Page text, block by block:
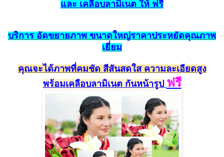
และ เคลือบลามิเนต ให้ ฟรี
บริการ อัดขยายภาพ ขนาดใหญ่ราคาประหยัดคุณภาพ
เยี่ยม
คุณจะได้ภาพที่คมชัด สีสันสดใส ความละเอียดสูง
พร้อมเคลือบลามิเนต กันหน้ารูป ฟรี